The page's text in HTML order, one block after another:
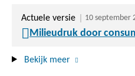
Actuele versie 10 september
Milieudruk door
Bekijk meer